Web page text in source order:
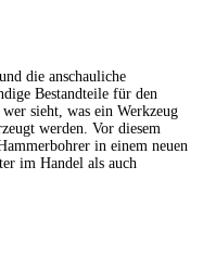
die anschauliche
Bestandteile für den
sieht, was ein Werkzeug
werden. Vor diesem
in einem neuen
im Handel als auch